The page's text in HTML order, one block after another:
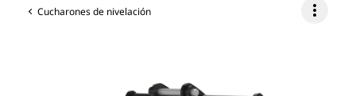
Cucharones de nivelación more_vert